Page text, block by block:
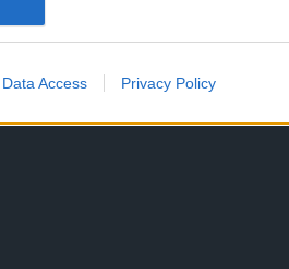
Data Access Privacy Policy